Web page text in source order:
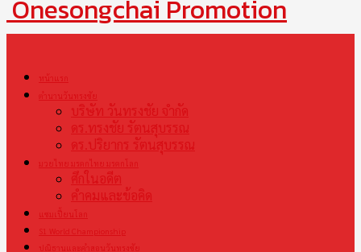
Onesongchai Promotion
หน้าแรก
ตำนานวันทรงชัย
บริษัท วันทรงชัย จำกัด
ดร.ทรงชัย รัตนสุบรรณ
ดร.ปริยากร รัตนสุบรรณ
มวยไทย มรดกไทย มรดกโลก
ศึกในอดีต
คำคมและข้อคิด
แชมเปี้ยนโลก
S1 World Championship
ปณิธานและคำสอนวันทรงชัย